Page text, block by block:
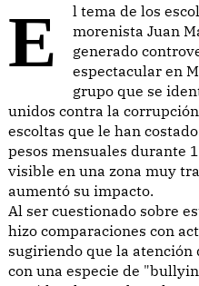
El tema de los escoltas del diputado local
morenista Juan
generado
espectacular en
grupo que se
unidos contra la
escoltas que le han
pesos mensuales durante
visible en una zona muy
aumentó su impacto.
Al ser cuestionado sobre
hizo comparaciones con
sugiriendo que la atención
con una especie de